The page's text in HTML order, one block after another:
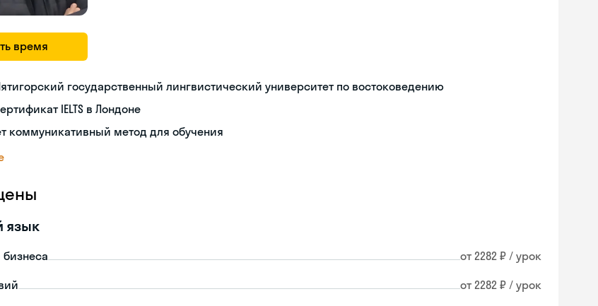
время
государственный лингвистический университет по востоковедению
IELTS в Лондоне
коммуникативный метод для обучения
язык
от 2282 ₽ / урок
от 2282 ₽ / урок